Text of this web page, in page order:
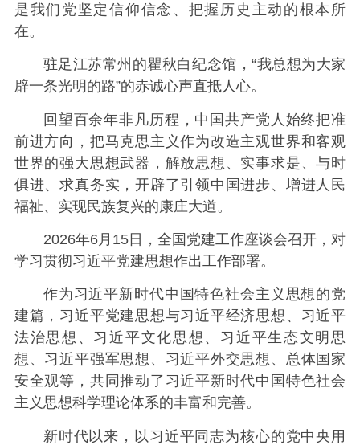
是我们党坚定信仰信念、把握历史主动的根本所
在。
驻足江苏常州的瞿秋白纪念馆，“我总想为大家
辟一条光明的路”的赤诚心声直抵人心。
回望百余年非凡历程，中国共产党人始终把准
前进方向，把马克思主义作为改造主观世界和客观
世界的强大思想武器，解放思想、实事求是、与时
俱进、求真务实，开辟了引领中国进步、增进人民
福祉、实现民族复兴的康庄大道。
2026年6月15日，全国党建工作座谈会召开，对
学习贯彻习近平党建思想作出工作部署。
作为习近平新时代中国特色社会主义思想的党
建篇，习近平党建思想与习近平经济思想、习近平
法治思想、习近平文化思想、习近平生态文明思
想、习近平强军思想、习近平外交思想、总体国家
安全观等，共同推动了习近平新时代中国特色社会
主义思想科学理论体系的丰富和完善。
新时代以来，以习近平同志为核心的党中央用